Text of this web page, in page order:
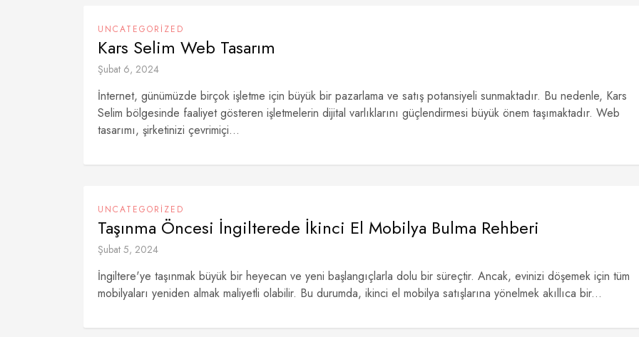
UNCATEGORIZED
Kars Selim Web Tasarım
Şubat 6, 2024
İnternet, günümüzde birçok işletme için büyük bir pazarlama ve satış potansiyeli sunmaktadır. Bu nedenle, Kars
Selim bölgesinde faaliyet gösteren işletmelerin dijital varlıklarını güçlendirmesi büyük önem taşımaktadır. Web
tasarımı, şirketinizi çevrimiçi...
UNCATEGORIZED
Taşınma Öncesi İngilterede İkinci El Mobilya Bulma Rehberi
Şubat 5, 2024
İngiltere'ye taşınmak büyük bir heyecan ve yeni başlangıçlarla dolu bir süreçtir. Ancak, evinizi döşemek için tüm
mobilyaları yeniden almak maliyetli olabilir. Bu durumda, ikinci el mobilya satışlarına yönelmek akıllıca bir...